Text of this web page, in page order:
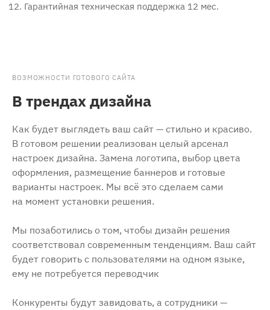
Гарантийная техническая поддержка 12 мес.
ВОЗМОЖНОСТИ ГОТОВОГО САЙТА
В трендах дизайна
Как будет выглядеть ваш сайт — стильно и красиво.
В готовом решении реализован целый арсенал
настроек дизайна. Замена логотипа, выбор цвета
оформления, размещение баннеров и готовые
варианты настроек. Мы всё это сделаем сами
на момент установки решения.
Мы позаботились о том, чтобы дизайн решения
соответствовал современным тенденциям. Ваш сайт
будет говорить с пользователями на одном языке,
ему не потребуется переводчик
Конкуренты будут завидовать, а сотрудники —